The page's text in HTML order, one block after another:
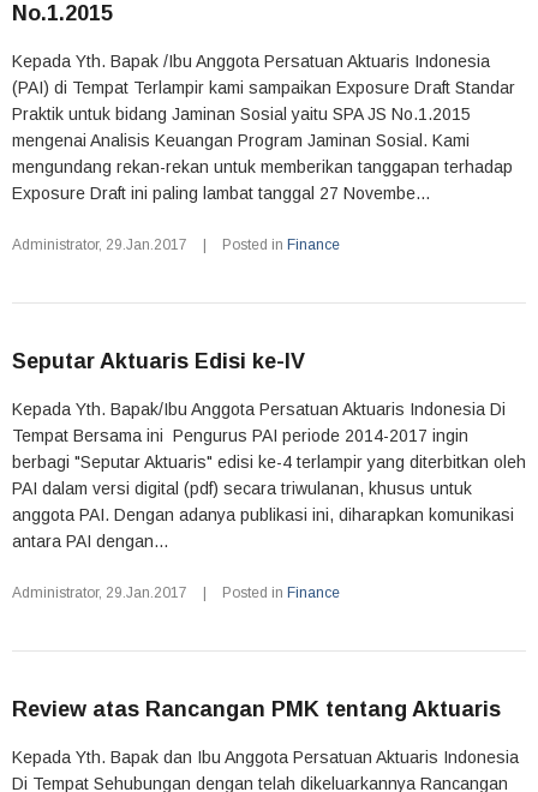
No.1.2015
Kepada Yth. Bapak /Ibu Anggota Persatuan Aktuaris Indonesia
(PAI) di Tempat Terlampir kami sampaikan Exposure Draft Standar
Praktik untuk bidang Jaminan Sosial yaitu SPA JS No.1.2015
mengenai Analisis Keuangan Program Jaminan Sosial. Kami
mengundang rekan-rekan untuk memberikan tanggapan terhadap
Exposure Draft ini paling lambat tanggal 27 Novembe...
Administrator, 29.Jan.2017 Posted in Finance
Seputar Aktuaris Edisi ke-IV
Kepada Yth. Bapak/Ibu Anggota Persatuan Aktuaris Indonesia Di
Tempat Bersama ini Pengurus PAI periode 2014-2017 ingin
berbagi "Seputar Aktuaris" edisi ke-4 terlampir yang diterbitkan oleh
PAI dalam versi digital (pdf) secara triwulanan, khusus untuk
anggota PAI. Dengan adanya publikasi ini, diharapkan komunikasi
antara PAI dengan...
Administrator, 29.Jan.2017 Posted in Finance
Review atas Rancangan PMK tentang Aktuaris
Kepada Yth. Bapak dan Ibu Anggota Persatuan Aktuaris Indonesia
Di Tempat Sehubungan dengan telah dikeluarkannya Rancangan